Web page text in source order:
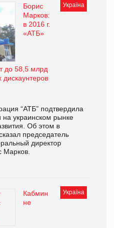
Україна
Борис
Марков:
в 2016 г.
«АТБ»
до 58,5 млрд
дискаунтеров
“АТБ” подтвердила
на украинском рынке
Об этом в
председатель
директор
Марков.
Україна
Кабмин
не